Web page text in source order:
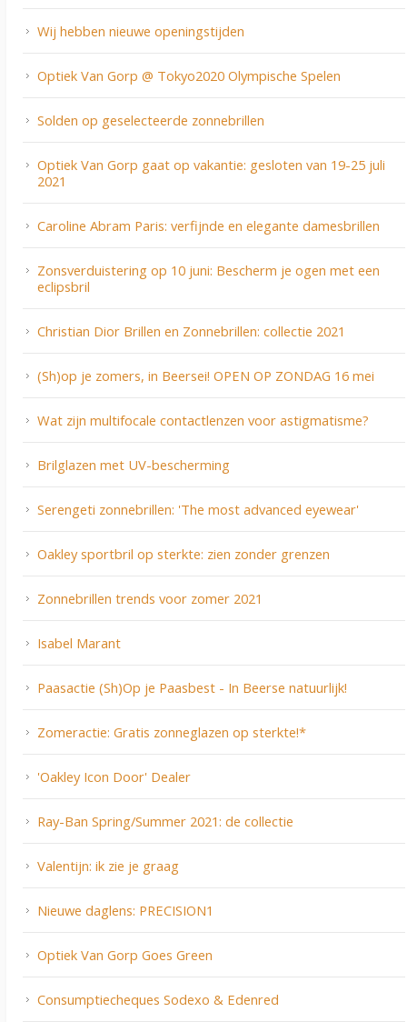
Wij hebben nieuwe openingstijden
Optiek Van Gorp @ Tokyo2020 Olympische Spelen
Solden op geselecteerde zonnebrillen
Optiek Van Gorp gaat op vakantie: gesloten van 19-25 juli
2021
Caroline Abram Paris: verfijnde en elegante damesbrillen
Zonsverduistering op 10 juni: Bescherm je ogen met een
eclipsbril
Christian Dior Brillen en Zonnebrillen: collectie 2021
(Sh)op je zomers, in Beersei! OPEN OP ZONDAG 16 mei
Wat zijn multifocale contactlenzen voor astigmatisme?
Brilglazen met UV-bescherming
Serengeti zonnebrillen: 'The most advanced eyewear'
Oakley sportbril op sterkte: zien zonder grenzen
Zonnebrillen trends voor zomer 2021
Isabel Marant
Paasactie (Sh)Op je Paasbest - In Beerse natuurlijk!
Zomeractie: Gratis zonneglazen op sterkte!*
'Oakley Icon Door' Dealer
Ray-Ban Spring/Summer 2021: de collectie
Valentijn: ik zie je graag
Nieuwe daglens: PRECISION1
Optiek Van Gorp Goes Green
Consumptiecheques Sodexo & Edenred